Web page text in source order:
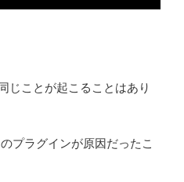
じことが起こることはあり
プラグインが原因だったこ